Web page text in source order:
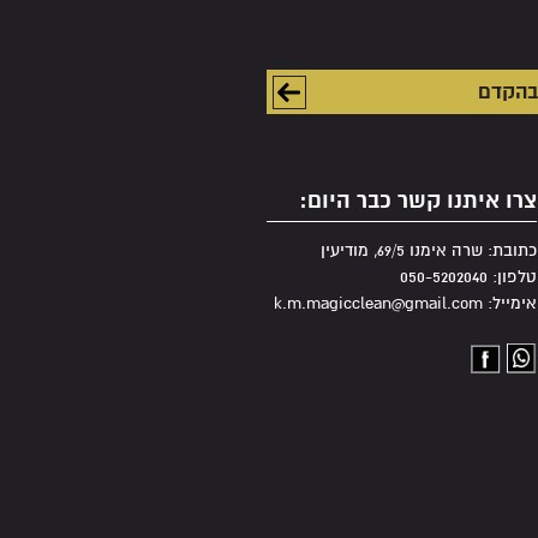
צרו איתנו קשר כבר היום:
כתובת: שרה אימנו 69/5, מודיעין
טלפון: 050-5202040
אימייל: k.m.magicclean@gmail.com